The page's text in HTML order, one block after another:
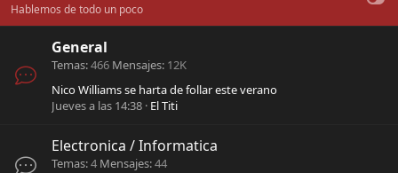
Hablemos de todo un poco
General
Temas 466 Mensajes 12K
Nico Williams se harta de follar este verano
Jueves a las 14:38 El Titi
Electronica / Informatica
Temas 4 Mensajes 44